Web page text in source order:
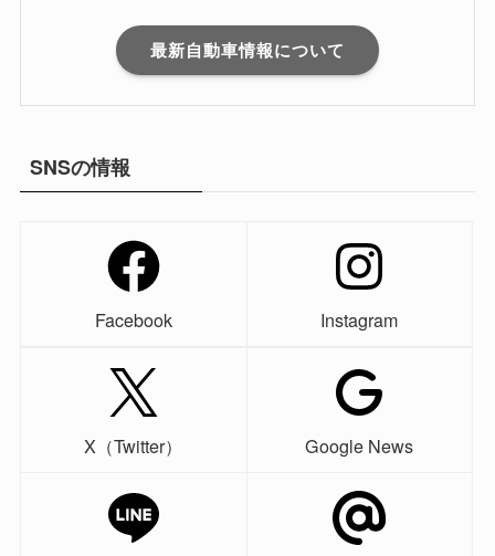
最新自動車情報について
SNSの情報
Facebook Instagram
X（Twitter） Google News